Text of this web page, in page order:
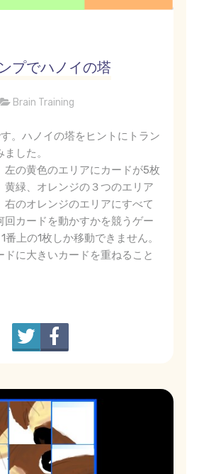
プでハノイの塔
Brain Training
。ハノイの塔をヒントにトラン
した。
左の黄色のエリアにカードが5枚
黄緑、オレンジの３つのエリア
右のオレンジのエリアにすべて
回カードを動かすかを競うゲー
番上の1枚しか移動できません。
ドに大きいカードを重ねること